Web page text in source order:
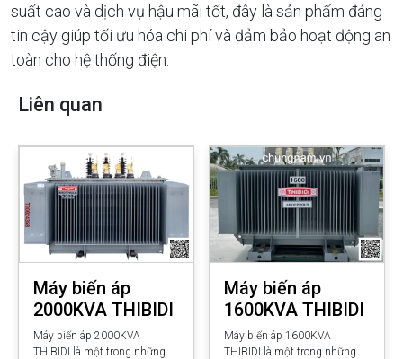
suất cao và dịch vụ hậu mãi tốt, đây là sản phẩm đáng
tin cậy giúp tối ưu hóa chi phí và đảm bảo hoạt động an
toàn cho hệ thống điện.
Liên quan
Máy biến áp
2000KVA THIBIDI
Máy biến áp 2000KVA
THIBIDI là một trong những
Máy biến áp
1600KVA THIBIDI
Máy biến áp 1600KVA
THIBIDI là một trong những